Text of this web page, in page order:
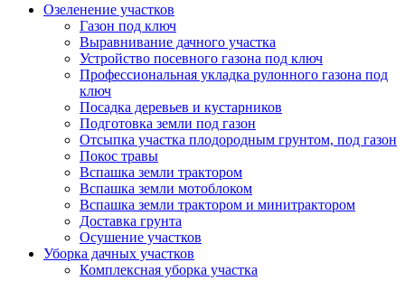
Озеленение участков
Газон под ключ
Выравнивание дачного участка
Устройство посевного газона под ключ
Профессиональная укладка рулонного газона под
ключ
Посадка деревьев и кустарников
Подготовка земли под газон
Отсыпка участка плодородным грунтом, под газон
Покос травы
Вспашка земли трактором
Вспашка земли мотоблоком
Вспашка земли трактором и минитрактором
Доставка грунта
Осушение участков
Уборка дачных участков
Комплексная уборка участка